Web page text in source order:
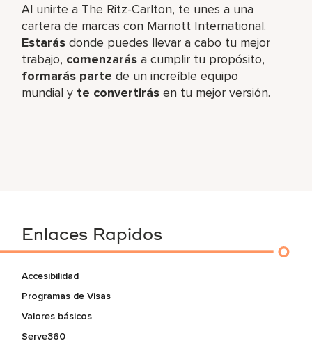
Al unirte a The Ritz-Carlton, te unes a una
cartera de marcas con Marriott International.
Estarás donde puedes llevar a cabo tu mejor
trabajo, comenzarás a cumplir tu propósito,
formarás parte de un increíble equipo
mundial y te convertirás en tu mejor versión.
Enlaces Rapidos
Accesibilidad
Programas de Visas
Valores básicos
Serve360